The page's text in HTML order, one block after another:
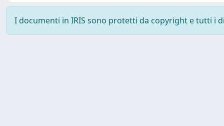
I documenti in IRIS sono protetti da copyright e tutti i